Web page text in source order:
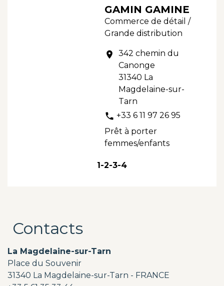
GAMIN GAMINE
Commerce de détail /
Grande distribution
location_on
342 chemin du
Canonge
31340 La
Magdelaine-sur-
Tarn
phone +33 6 11 97 26 95
Prêt à porter
femmes/enfants
1-2-3-4
Contacts
La Magdelaine-sur-Tarn
Place du Souvenir
31340 La Magdelaine-sur-Tarn - FRANCE